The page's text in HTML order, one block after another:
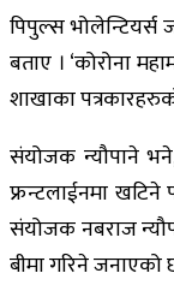
पिपुल्स भोलेन्टियर्स
बताए । ‘कोरोना
शाखाका
संयोजक न्यौपाने
फ्रन्टलाईनमा खटिने
संयोजक नबराज
बीमा गरिने जनाएको